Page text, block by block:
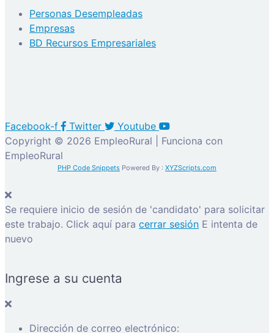
Personas Desempleadas
Empresas
BD Recursos Empresariales
Facebook-f Twitter
Youtube
Copyright © 2026 EmpleoRural | Funciona con
EmpleoRural
PHP Code Snippets Powered By : XYZScripts.com
Se requiere inicio de sesión de 'candidato' para solicitar
este trabajo. Click aquí para cerrar sesión E intenta de
nuevo
Ingrese a su cuenta
Dirección de correo electrónico: